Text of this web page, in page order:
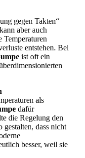
gegen Takten“
aber auch
Temperaturen
entstehen. Bei
ist oft ein
als
dafür
die Regelung den
dass nicht
besser, weil sie